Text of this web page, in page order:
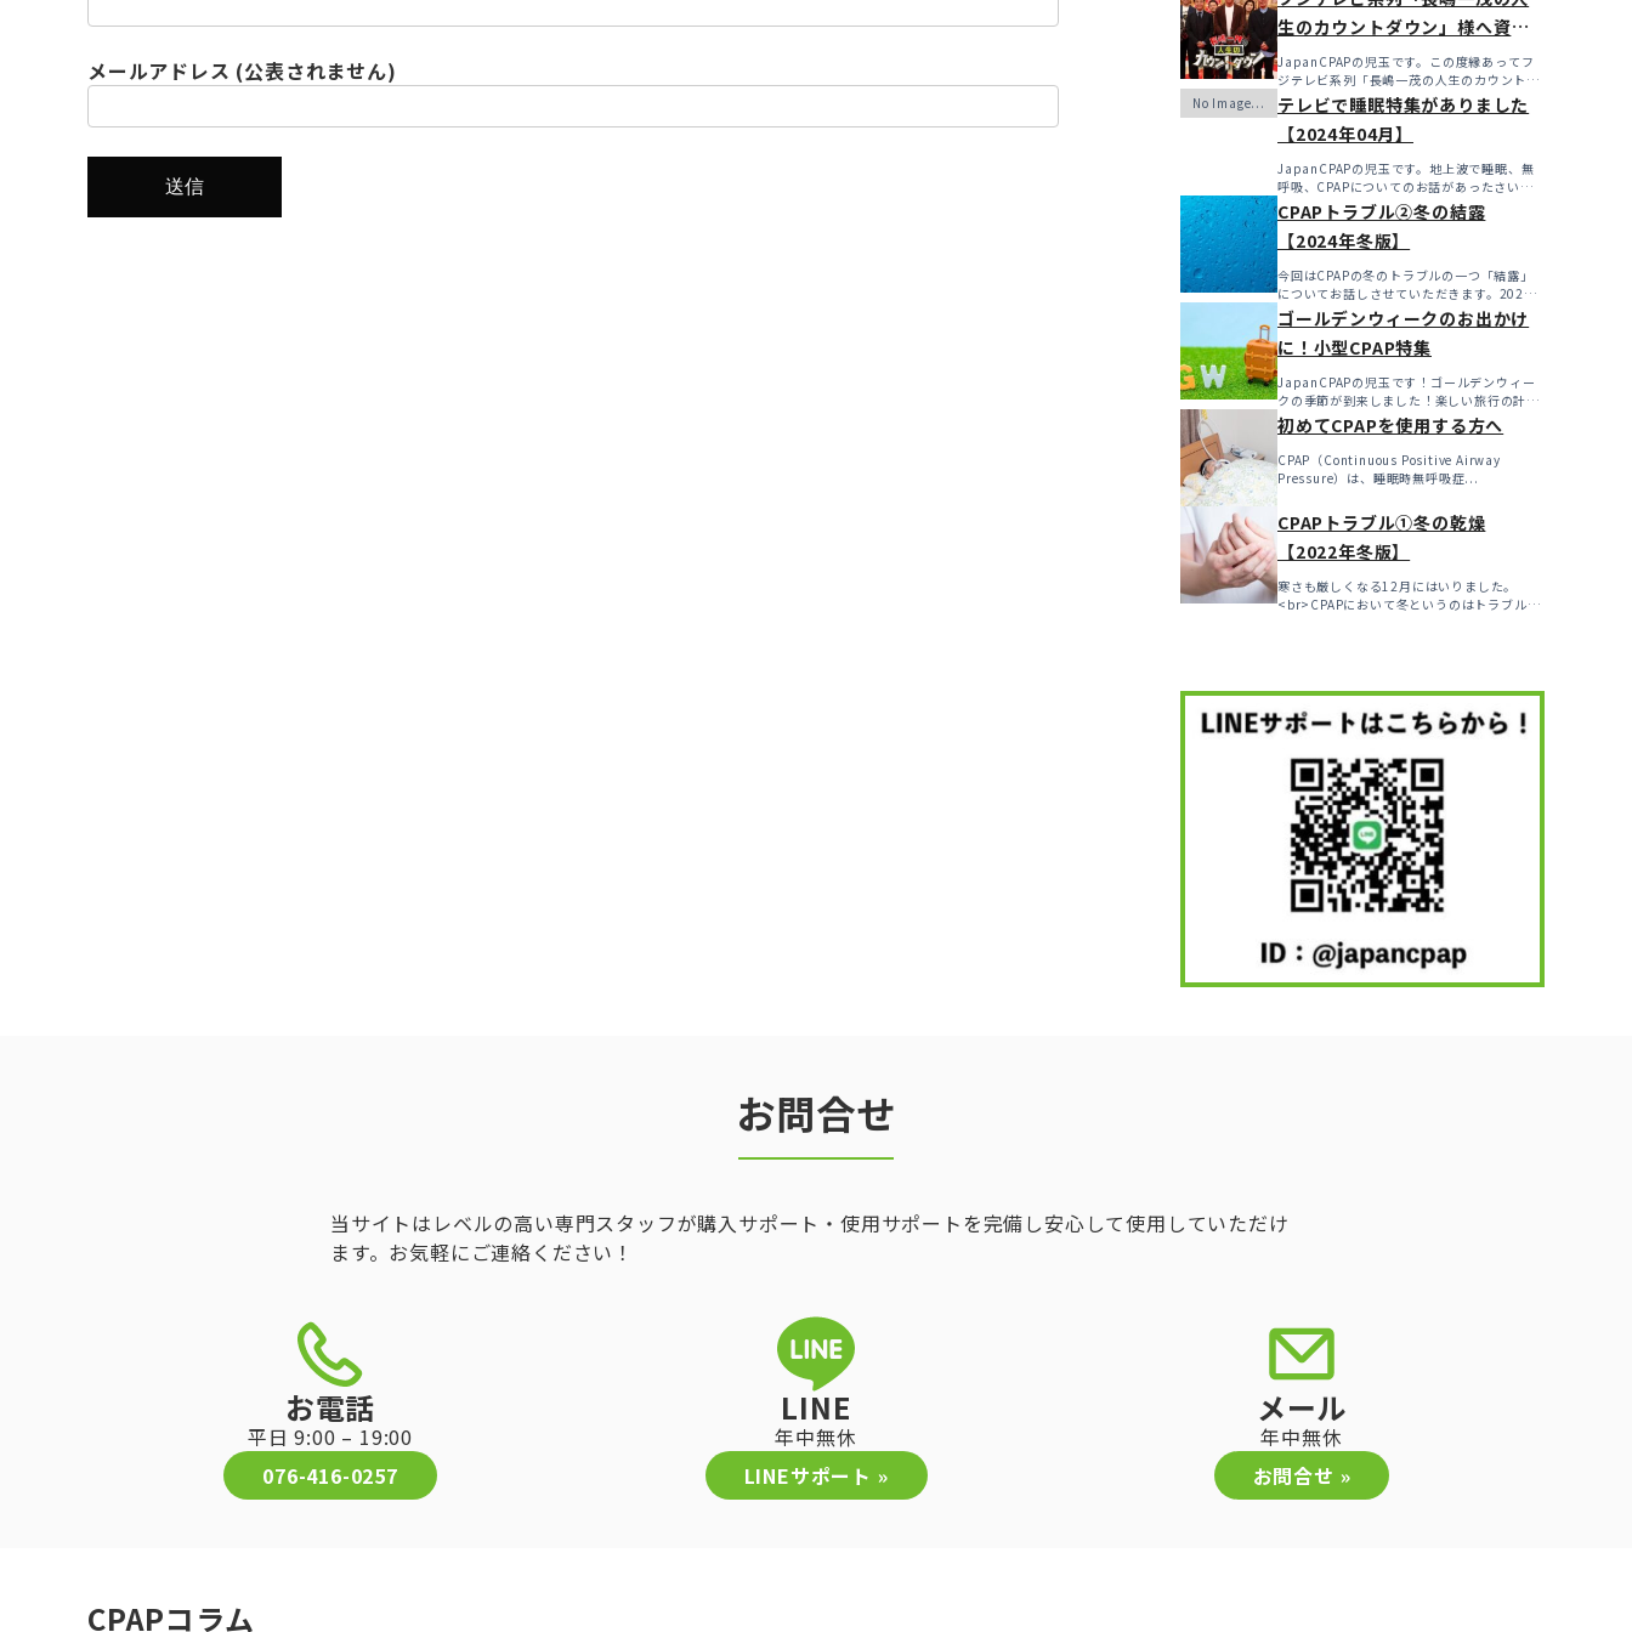
メールアドレス (公表されません)
生のカウントダウン」様へ資料
を提供させていただきました！
JapanCPAPの児玉です。この度縁あってフ
ジテレビ系列「長嶋一茂の人生のカウントダ
ウン」様へ資料...
テレビで睡眠特集がありました
【2024年04月】
JapanCPAPの児玉です。地上波で睡眠、無
呼吸、CPAPについてのお話があったさいに
こちらで更新...
CPAPトラブル②冬の結露
【2024年冬版】
今回はCPAPの冬のトラブルの一つ「結露」
についてお話しさせていただきます。2024
年も始まったばか...
ゴールデンウィークのお出かけ
に！小型CPAP特集
JapanCPAPの児玉です！ゴールデンウィー
クの季節が到来しました！楽しい旅行の計画
を立てたり、特...
初めてCPAPを使用する方へ
CPAP（Continuous Positive Airway
Pressure）は、睡眠時無呼吸症...
CPAPトラブル①冬の乾燥
【2022年冬版】
寒さも厳しくなる12月にはいりました。
<br>CPAPにおいて冬というのはトラブルの
お問合せ
当サイトはレベルの高い専門スタッフが購入サポート・使用サポートを完備し安心して使用していただけ
ます。お気軽にご連絡ください！
お電話
平日 9:00 – 19:00
076-416-0257
LINE
年中無休
LINEサポート »
メール
年中無休
お問合せ »
CPAPコラム